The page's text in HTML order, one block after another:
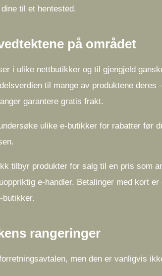
til et hentested.
på området
i ulike nettbutikker og til gjengjeld
til mange av produktene deres
garantere gratis frakt.
ulike e-butikker for rabatter før
tilbyr produkter for salg til en pris som
e-handler. Betalinger med kort er
rangeringer
men den er vanligvis